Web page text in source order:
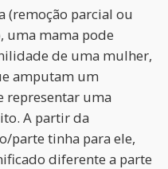
(remoção parcial ou
uma mama pode
de uma mulher,
amputam um
representar uma
A partir da
parte tinha para ele,
diferente a parte